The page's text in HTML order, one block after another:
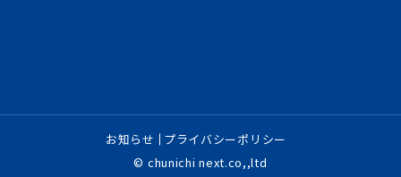
お知らせ
プライバシーポリシー
© chunichi next.co,,ltd